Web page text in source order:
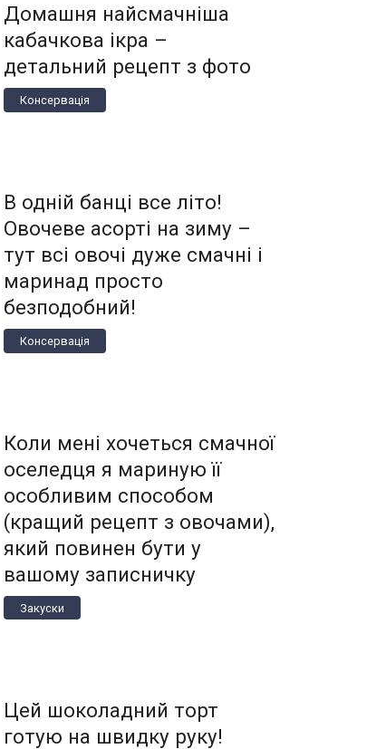
Домашня найсмачніша
кабачкова ікра –
детальний рецепт з фото
Консервація
В одній банці все літо!
Овочеве асорті на зиму –
тут всі овочі дуже смачні і
маринад просто
безподобний!
Консервація
Коли мені хочеться смачної
оселедця я мариную її
особливим способом
(кращий рецепт з овочами),
який повинен бути у
вашому записничку
Закуски
Цей шоколадний торт
готую на швидку руку!